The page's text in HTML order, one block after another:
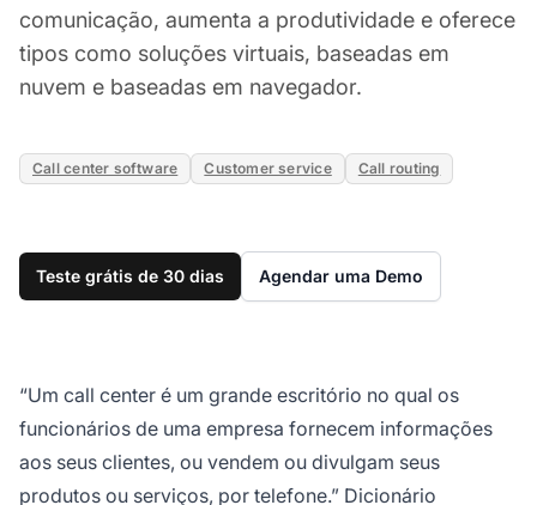
comunicação, aumenta a produtividade e oferece
tipos como soluções virtuais, baseadas em
nuvem e baseadas em navegador.
Call center software Customer service Call routing
Teste grátis de 30 dias Agendar uma Demo
“Um call center é um grande escritório no qual os
funcionários de uma empresa fornecem informações
aos seus clientes, ou vendem ou divulgam seus
produtos ou serviços, por telefone.” Dicionário